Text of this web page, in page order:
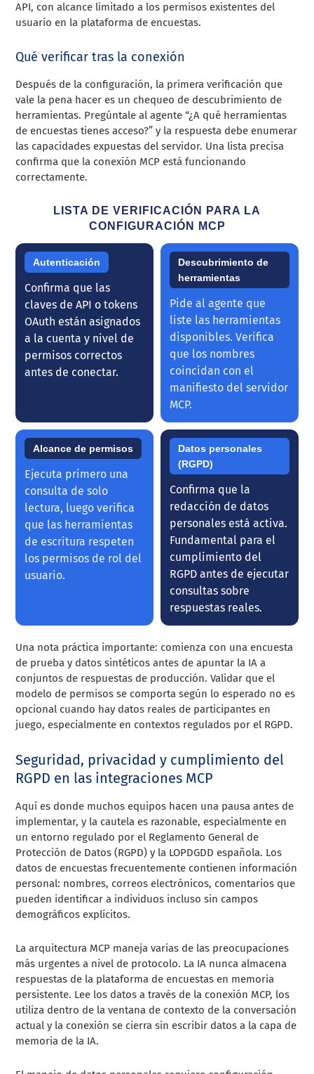
API, con alcance limitado a los permisos existentes del
usuario en la plataforma de encuestas.
Qué verificar tras la conexión
Después de la configuración, la primera verificación que
vale la pena hacer es un chequeo de descubrimiento de
herramientas. Pregúntale al agente “¿A qué herramientas
de encuestas tienes acceso?” y la respuesta debe enumerar
las capacidades expuestas del servidor. Una lista precisa
confirma que la conexión MCP está funcionando
correctamente.
LISTA DE VERIFICACIÓN PARA LA
CONFIGURACIÓN MCP
Autenticación
Confirma que las
claves de API o tokens
OAuth están asignados
a la cuenta y nivel de
permisos correctos
antes de conectar.
Descubrimiento de
herramientas
Pide al agente que
liste las herramientas
disponibles. Verifica
que los nombres
coincidan con el
manifiesto del servidor
MCP.
Alcance de permisos
Ejecuta primero una
consulta de solo
lectura, luego verifica
que las herramientas
de escritura respeten
los permisos de rol del
usuario.
Datos personales
(RGPD)
Confirma que la
redacción de datos
personales está activa.
Fundamental para el
cumplimiento del
RGPD antes de ejecutar
consultas sobre
respuestas reales.
Una nota práctica importante: comienza con una encuesta
de prueba y datos sintéticos antes de apuntar la IA a
conjuntos de respuestas de producción. Validar que el
modelo de permisos se comporta según lo esperado no es
opcional cuando hay datos reales de participantes en
juego, especialmente en contextos regulados por el RGPD.
Seguridad, privacidad y cumplimiento del
RGPD en las integraciones MCP
Aquí es donde muchos equipos hacen una pausa antes de
implementar, y la cautela es razonable, especialmente en
un entorno regulado por el Reglamento General de
Protección de Datos (RGPD) y la LOPDGDD española. Los
datos de encuestas frecuentemente contienen información
personal: nombres, correos electrónicos, comentarios que
pueden identificar a individuos incluso sin campos
demográficos explícitos.
La arquitectura MCP maneja varias de las preocupaciones
más urgentes a nivel de protocolo. La IA nunca almacena
respuestas de la plataforma de encuestas en memoria
persistente. Lee los datos a través de la conexión MCP, los
utiliza dentro de la ventana de contexto de la conversación
actual y la conexión se cierra sin escribir datos a la capa de
memoria de la IA.